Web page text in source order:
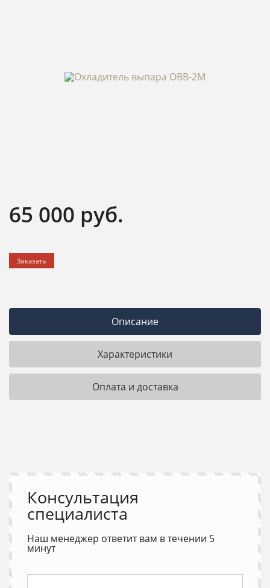
65 000 руб.
Заказать
Описание
Характеристики
Оплата и доставка
Консультация
специалиста
Наш менеджер ответит вам в течении 5
минут